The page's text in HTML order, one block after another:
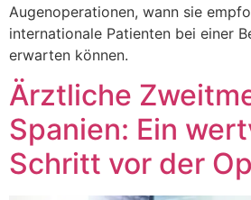
Augenoperationen, wann sie
internationale Patienten bei einer
erwarten können.
Ärztliche
Spanien: Ein
Schritt vor der